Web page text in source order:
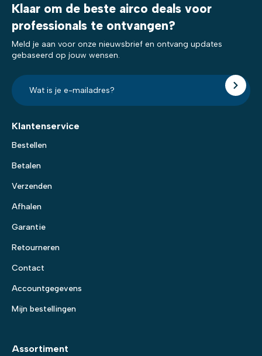
Klaar om de beste airco deals voor
professionals te ontvangen?
Meld je aan voor onze nieuwsbrief en ontvang updates
gebaseerd op jouw wensen.
E-
mailadres?
*
Klantenservice
Bestellen
Betalen
Verzenden
Afhalen
Garantie
Retourneren
Contact
Accountgegevens
Mijn bestellingen
Assortiment